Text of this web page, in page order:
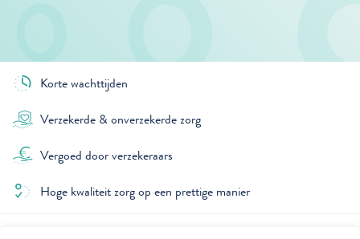
Korte wachttijden
Verzekerde & onverzekerde zorg
Vergoed door verzekeraars
Hoge kwaliteit zorg op een prettige manier